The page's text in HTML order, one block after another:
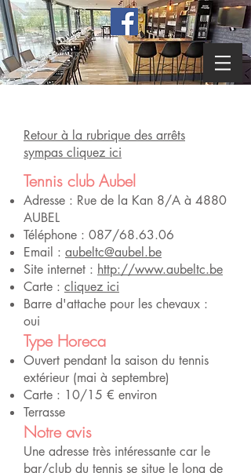
Retour à la rubrique des arrêts
sympas cliquez ici
Tennis club Aubel
Adresse : Rue de la Kan 8/A à 4880
AUBEL
Téléphone : 087/68.63.06
Email : aubeltc@aubel.be
Site internet : http://www.aubeltc.be
Carte : cliquez ici
Barre d'attache pour les chevaux :
oui
Type Horeca
Ouvert pendant la saison du tennis
extérieur (mai à septembre)
Carte : 10/15 € environ
Terrasse
Notre avis
Une adresse très intéressante car le
bar/club du tennis se situe le long de